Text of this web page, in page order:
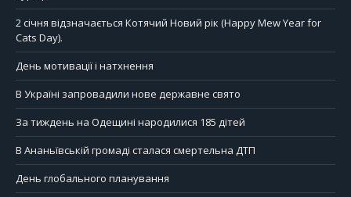
2 січня відзначається Котячий Новий рік (Happy Mew Year for
Cats Day).
День мотивації і натхнення
В Україні запровадили нове державне свято
За тиждень на Одещині народилися 185 дітей
В Ананьївській громаді сталася смертельна ДТП
День глобального планування